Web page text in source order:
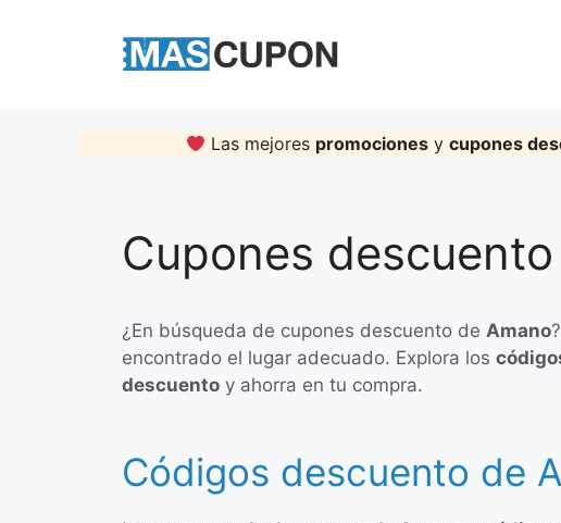
Las mejores promociones y cupones
Cupones
¿En búsqueda de cupones descuento deAmano
encontrado el lugar adecuado. Explora los
descuento y ahorra en tu compra.
Códigos descuento de